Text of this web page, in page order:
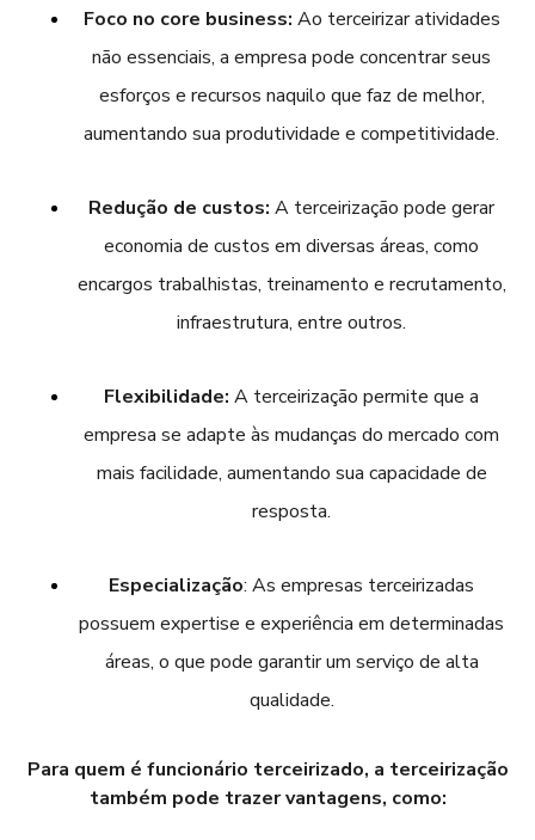
Foco no core business: Ao terceirizar atividades
não essenciais, a empresa pode concentrar seus
esforços e recursos naquilo que faz de melhor,
aumentando sua produtividade e competitividade.
Redução de custos: A terceirização pode gerar
economia de custos em diversas áreas, como
encargos trabalhistas, treinamento e recrutamento,
infraestrutura, entre outros.
Flexibilidade: A terceirização permite que a
empresa se adapte às mudanças do mercado com
mais facilidade, aumentando sua capacidade de
resposta.
Especialização: As empresas terceirizadas
possuem expertise e experiência em determinadas
áreas, o que pode garantir um serviço de alta
qualidade.
Para quem é funcionário terceirizado, a terceirização
também pode trazer vantagens, como: